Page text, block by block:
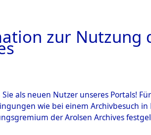
zur Nutzung
als neuen Nutzer unseres Portals!
wie bei einem Archivbesuch
der Arolsen Archives